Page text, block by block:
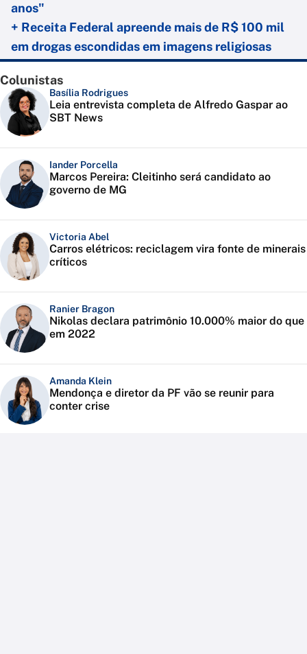
anos"
+ Receita Federal apreende mais de R$ 100 mil
em drogas escondidas em imagens religiosas
Colunistas
Basília Rodrigues
Leia entrevista completa de Alfredo Gaspar ao
SBT News
Iander Porcella
Marcos Pereira: Cleitinho será candidato ao
governo de MG
Victoria Abel
Carros elétricos: reciclagem vira fonte de minerais
críticos
Ranier Bragon
Nikolas declara patrimônio 10.000% maior do que
em 2022
Amanda Klein
Mendonça e diretor da PF vão se reunir para
conter crise